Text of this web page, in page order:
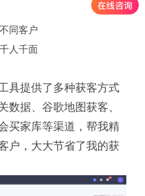
同客户
人千面
具提供了多种获客方式
数据、谷歌地图获客、
买家库等渠道，帮我精
户，大大节省了我的获